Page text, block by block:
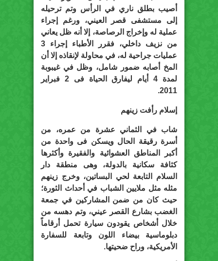
أصيب بطلق ناري في الرأس وتم ترحيله
إلى مستشفى قصر العيني، ورغم إجراء
عملية له وإخراج الرصاصة، إلا أنه ظل يعاني
من نزيف داخلي، فقرر الأطباء إجراء 3
عمليات جراحية له، في محاولة لإنقاذه إلا أن
المخ أصابه ضمور شامل، وظل في غيبوبة
لمدة 4 أيام ليفارق الحياة فى 2 فبراير
2011.
إسلام رأفت زينهم
شاب في الثماني عشرة من عمره، من
أسرة رقيقة الحال ويسكن فى واحدة من
أكبر المناطق العشوائية والفقيرة وأكثرها
كثافة سكانية بالدولة، وهى منطقة دار
السلام التابعة لحي البساتين، وخرج زينهم
مثله مثل ملايين الشباب في أحداث الثورة؛
حيث كان من ضمن المشاركين في جمعة
الغضب بشارع القصر عيني، وتم دهسه من
خلال أشخاص يقودون سيارة تحمل أرقاماً
دبلوماسية بيضاء اللون وتابعة للسفارة
الأمريكية، وراح ضحيتها.